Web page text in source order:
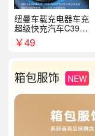
纽曼车载充电器车充
超级快充汽车C39提
手拉环
￥49
箱包服饰 NEW